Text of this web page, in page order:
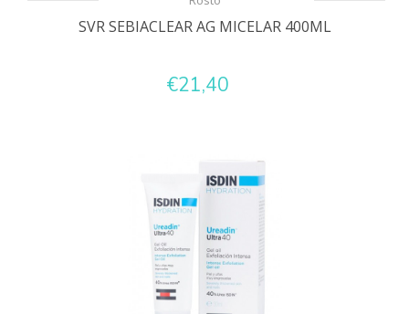
SVR SEBIACLEAR AG MICELAR 400ML
€21,40